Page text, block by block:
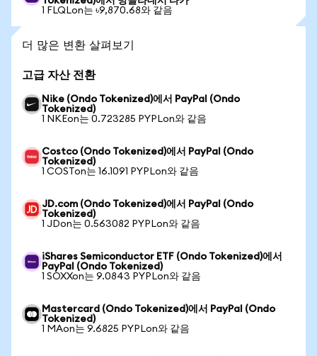
1 FLQLon는 ৳9,870.68와 같음
더 많은 변환 살펴보기
고급 자산 전환
Nike (Ondo Tokenized)에서 PayPal (Ondo
Tokenized)
1 NKEon는 0.723285 PYPLon와 같음
Costco (Ondo Tokenized)에서 PayPal (Ondo
Tokenized)
1 COSTon는 16.1091 PYPLon와 같음
JD.com (Ondo Tokenized)에서 PayPal (Ondo
Tokenized)
1 JDon는 0.563082 PYPLon와 같음
iShares Semiconductor ETF (Ondo Tokenized)에서
PayPal (Ondo Tokenized)
1 SOXXon는 9.0843 PYPLon와 같음
Mastercard (Ondo Tokenized)에서 PayPal (Ondo
Tokenized)
1 MAon는 9.6825 PYPLon와 같음